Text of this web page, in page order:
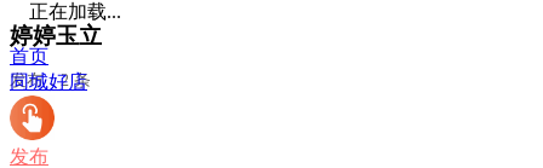
婷婷玉立
发布：2 条
正在加载...
首页
同城好店
发布